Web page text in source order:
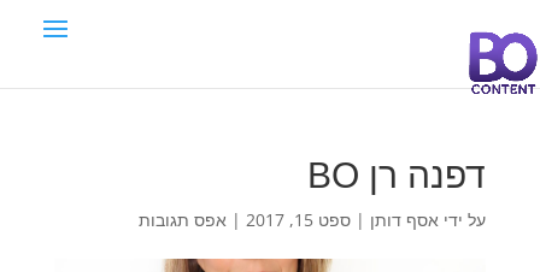
דפנה רן BO
על ידי אסף דותן | ספט 15, 2017 | אפס תגובות